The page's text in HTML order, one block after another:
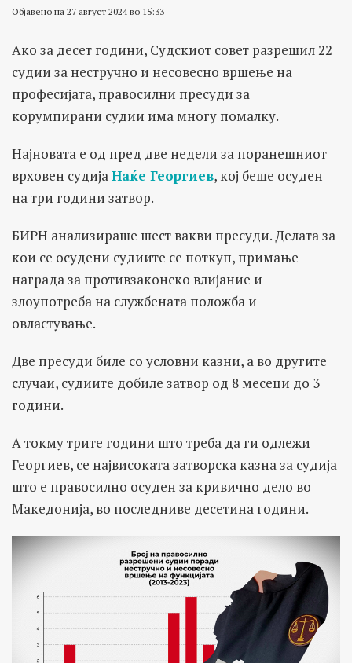
Објавено на 27 август 2024 во 15:33
Ако за десет години, Судскиот совет разрешил 22
судии за нестручно и несовесно вршење на
професијата, правосилни пресуди за
корумпирани судии има многу помалку.
Најновата е од пред две недели за поранешниот
врховен судијаНаќе Георгиев, кој беше осуден
на три години затвор.
БИРН анализираше шест вакви пресуди. Делата за
кои се осудени судиите се поткуп, примање
награда за противзаконско влијание и
злоупотреба на службената положба и
овластување.
Две пресуди биле со условни казни, а во другите
случаи, судиите добиле затвор од 8 месеци до 3
години.
А токму трите години што треба да ги одлежи
Георгиев, се највисоката затворска казна за судија
што е правосилно осуден за кривично дело во
Македонија, во последниве десетина години.